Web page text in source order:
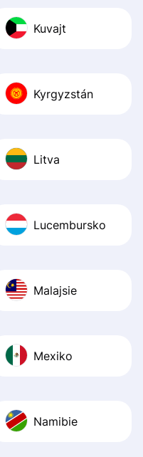
Kuvajt
Kyrgyzstán
Litva
Lucembursko
Malajsie
Mexiko
Namibie